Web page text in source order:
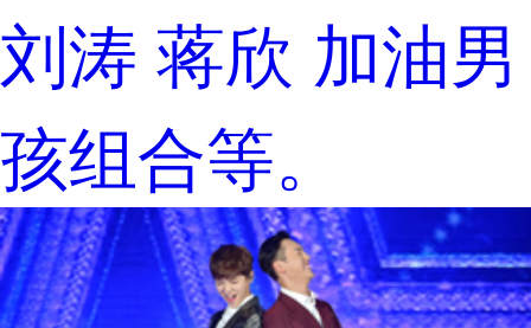
刘涛 蒋欣 加油男
孩组合等。